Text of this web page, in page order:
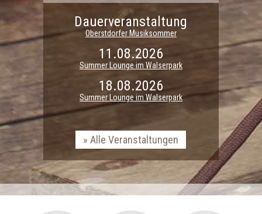
Dauerveranstaltung
Oberstdorfer Musiksommer
11.08.2026
Summer Lounge im Walserpark
18.08.2026
Summer Lounge im Walserpark
Alle Veranstaltungen